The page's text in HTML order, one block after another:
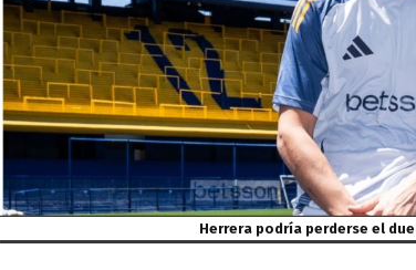
Herrera podría perderse el